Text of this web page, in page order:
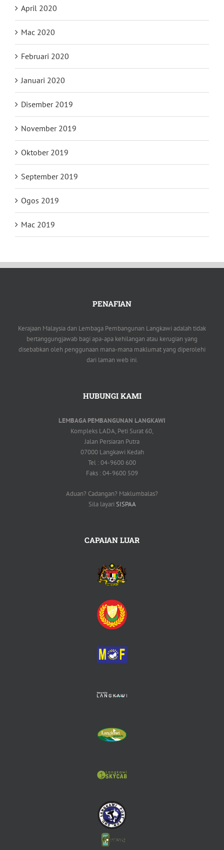
April 2020
Mac 2020
Februari 2020
Januari 2020
Disember 2019
November 2019
Oktober 2019
September 2019
Ogos 2019
Mac 2019
PENAFIAN
Kerajaan Malaysia dan Lembaga Pembangunan Langkawi adalah tidak
bertanggungjawab bagi apa-apa kehilangan atau kerugian yang
disebabkan oleh penggunaan mana-mana maklumat yang diperolehi
dari laman web ini.
HUBUNGI KAMI
LEMBAGA PEMBANGUNAN LANGKAWI
Kompleks LADA, Peti Surat 60,
Jalan Persiaran Putra
07000 Langkawi Kedah
Tel : 04-9600 600
Faks : 04-9600 509
Aduan? Cadangan? Maklumbalas?
Sila layari SISPAA
CAPAIAN LUAR